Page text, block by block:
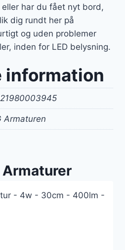
har du fået nyt bord,
dig rundt her på
og uden problemer
inden for LED belysning.
information
Armaturen
Armaturer